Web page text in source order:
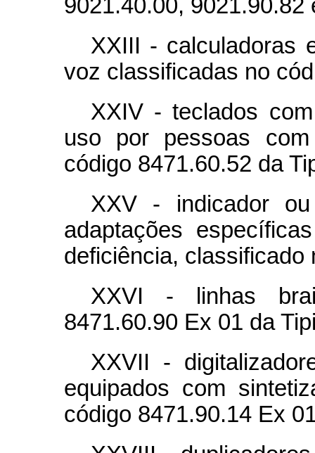
9021.40.00, 9021.90.82
XXIII - calculadoras
voz classificadas no
XXIV - teclados
uso por pessoas
código 8471.60.52 da
XXV - indicador
adaptações
deficiência, classificado
XXVI - linhas
8471.60.90 Ex 01 da
XXVII -
equipados com
código 8471.90.14 Ex